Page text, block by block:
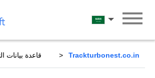
العربية
قاعدة بيانات Trackturbonest.co.in